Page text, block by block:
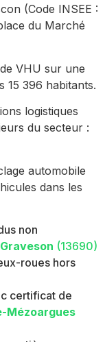
(Code INSEE :
du Marché
VHU sur une
15 396 habitants.
logistiques
du secteur :
automobile
dans les
non
Graveson (13690)
roues hors
certificat de
Mézoargues